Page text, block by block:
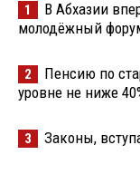
1
В Абхазии
молодёжный
2
Пенсию по
уровне не ниже
3 Законы,